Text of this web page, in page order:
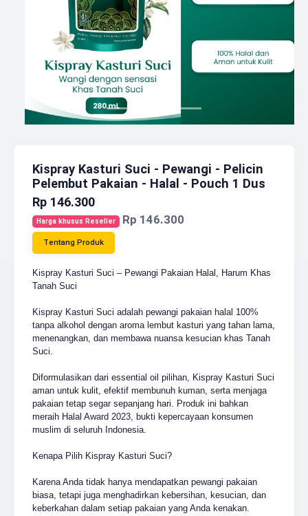
Kispray Kasturi Suci - Pewangi - Pelicin
Pelembut Pakaian - Halal - Pouch 1 Dus
Rp 146.300
Harga khusus Reseller Rp 146.300
Tentang Produk
Kispray Kasturi Suci – Pewangi Pakaian Halal, Harum Khas
Tanah Suci
Kispray Kasturi Suci adalah pewangi pakaian halal 100%
tanpa alkohol dengan aroma lembut kasturi yang tahan lama,
menenangkan, dan membawa nuansa kesucian khas Tanah
Suci.
Diformulasikan dari essential oil pilihan, Kispray Kasturi Suci
aman untuk kulit, efektif membunuh kuman, serta menjaga
pakaian tetap segar sepanjang hari. Produk ini bahkan
meraih Halal Award 2023, bukti kepercayaan konsumen
muslim di seluruh Indonesia.
Kenapa Pilih Kispray Kasturi Suci?
Karena Anda tidak hanya mendapatkan pewangi pakaian
biasa, tetapi juga menghadirkan kebersihan, kesucian, dan
keberkahan dalam setiap pakaian yang Anda kenakan.